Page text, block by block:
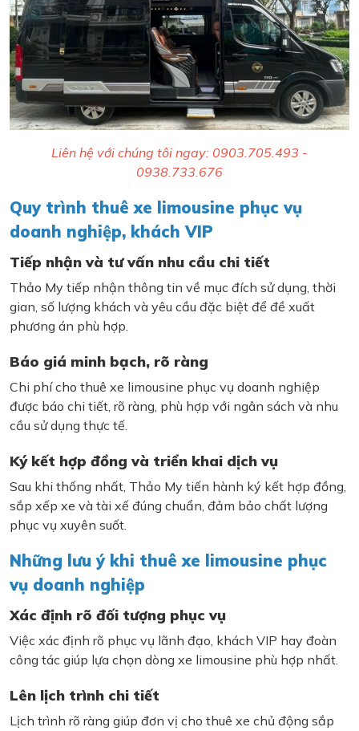
Liên hệ với chúng tôi ngay: 0903.705.493 -
0938.733.676
Quy trình thuê xe limousine phục vụ
doanh nghiệp, khách VIP
Tiếp nhận và tư vấn nhu cầu chi tiết
Thảo My tiếp nhận thông tin về mục đích sử dụng, thời
gian, số lượng khách và yêu cầu đặc biệt để đề xuất
phương án phù hợp.
Báo giá minh bạch, rõ ràng
Chi phí cho thuê xe limousine phục vụ doanh nghiệp
được báo chi tiết, rõ ràng, phù hợp với ngân sách và nhu
cầu sử dụng thực tế.
Ký kết hợp đồng và triển khai dịch vụ
Sau khi thống nhất, Thảo My tiến hành ký kết hợp đồng,
sắp xếp xe và tài xế đúng chuẩn, đảm bảo chất lượng
phục vụ xuyên suốt.
Những lưu ý khi thuê xe limousine phục
vụ doanh nghiệp
Xác định rõ đối tượng phục vụ
Việc xác định rõ phục vụ lãnh đạo, khách VIP hay đoàn
công tác giúp lựa chọn dòng xe limousine phù hợp nhất.
Lên lịch trình chi tiết
Lịch trình rõ ràng giúp đơn vị cho thuê xe chủ động sắp